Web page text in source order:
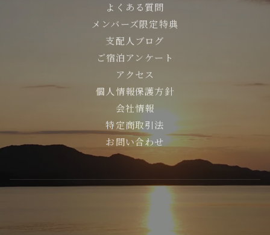
よくある質問
メンバーズ限定特典
支配人ブログ
ご宿泊アンケート
アクセス
個人情報保護方針
会社情報
特定商取引法
お問い合わせ